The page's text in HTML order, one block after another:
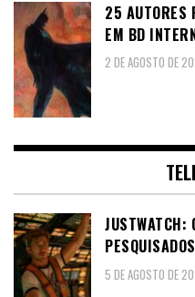
25 AUTORES
EM BD
2 DE AGOSTO DE
JUSTWATCH:
5 DE AGOSTO DE